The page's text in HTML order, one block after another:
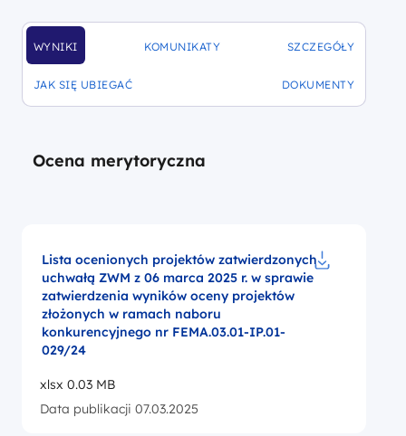
WYNIKI
DOFINANSOWANIA
KOMUNIKATY SZCZEGÓŁY
JAK SIĘ UBIEGAĆ
DOFINANSOWANIA
DOKUMENTY
Ocena merytoryczna
Lista ocenionych projektów zatwierdzonych
uchwałą ZWM z 06 marca 2025 r. w sprawie
zatwierdzenia wyników oceny projektów
złożonych w ramach naboru
konkurencyjnego nr FEMA.03.01-IP.01-
029/24
Pobierz do
xlsx 0.03 MB
Data publikacji 07.03.2025